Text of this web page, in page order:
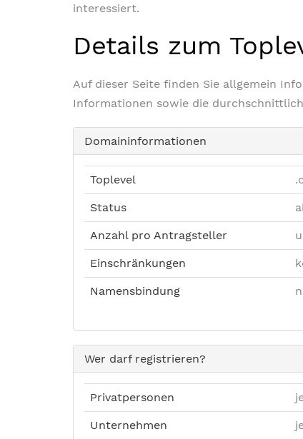
interessiert.
Details zum
Auf dieser Seite finden Sie allgemein
Informationen sowie die
Domaininformationen
Toplevel
Status
Anzahl pro Antragsteller
Einschränkungen
Namensbindung
Wer darf registrieren?
Privatpersonen
Unternehmen